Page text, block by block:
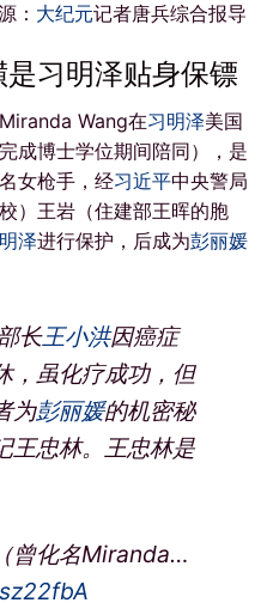
： 大纪元记者唐兵综合报导
习明泽贴身保镖
Wang在习明泽美国
成博士学位期间陪同），是
女枪手，经习近平中央警局
）王岩（住建部王晖的胞
泽进行保护，后成为彭丽媛
长王小洪因癌症
，虽化疗成功，但
为彭丽媛的机密秘
王忠林。王忠林是
曾化名Miranda…